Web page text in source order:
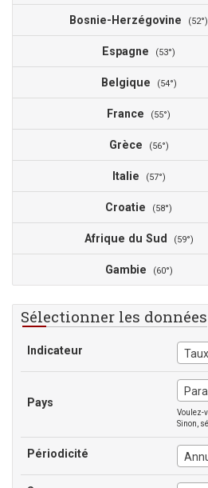
Bosnie-Herzégovine (52°)
Espagne (53°)
Belgique (54°)
France (55°)
Grèce (56°)
Italie (57°)
Croatie (58°)
Afrique du Sud (59°)
Gambie (60°)
Sélectionner les données
Indicateur
Pays
Voulez-
Sinon,
Périodicité